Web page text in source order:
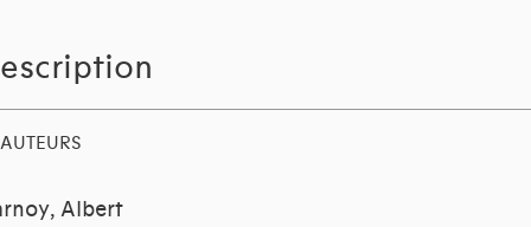
AUTEURS
Albert